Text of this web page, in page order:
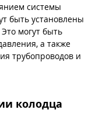
системы
быть установлены
могут быть
а также
трубопроводов и
колодца